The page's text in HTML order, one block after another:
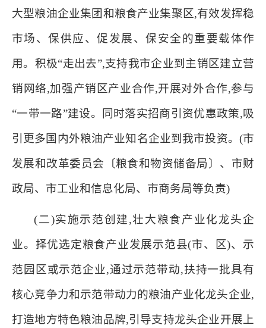
大型粮油企业集团和粮食产业集聚区,有效发挥稳
市场、保供应、促发展、保安全的重要载体作
用。积极“走出去”,支持我市企业到主销区建立营
销网络,加强产销区产业合作,开展对外合作,参与
“一带一路”建设。同时落实招商引资优惠政策,吸
引更多国内外粮油产业知名企业到我市投资。(市
发展和改革委员会〔粮食和物资储备局〕、市财
政局、市工业和信息化局、市商务局等负责)
(二)实施示范创建,壮大粮食产业化龙头企
业。择优选定粮食产业发展示范县(市、区)、示
范园区或示范企业,通过示范带动,扶持一批具有
核心竞争力和示范带动力的粮油产业化龙头企业,
打造地方特色粮油品牌,引导支持龙头企业开展上